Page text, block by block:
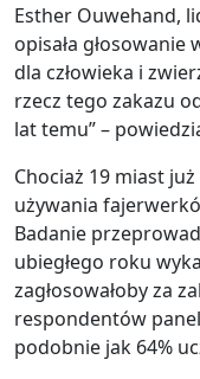
Esther Ouwehand,
opisała
dla człowieka i
rzecz tego zakazu
lat temu” –
Chociaż 19 miast
używania
Badanie
ubiegłego roku
zagłosowałoby za
respondentów
podobnie jak 64%